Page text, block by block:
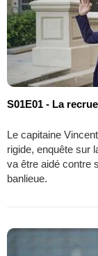
S01E01 - La recrue
Le capitaine
rigide, enquête sur
va être aidé contre
banlieue.